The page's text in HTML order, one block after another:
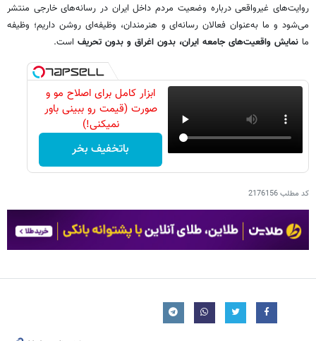
روایت‌های غیرواقعی درباره وضعیت مردم داخل ایران در رسانه‌های خارجی منتشر
می‌شود و ما به‌عنوان فعالان رسانه‌ای و هنرمندان، وظیفه‌ای روشن داریم؛ وظیفه
ما نمایش واقعیت‌های جامعه ایران، بدون اغراق و بدون تحریف است.
ابزار کامل برای اصلاح مو و
صورت (قیمت رو ببینی باور
نمیکنی!)
باتخفیف بخر
کد مطلب2176156